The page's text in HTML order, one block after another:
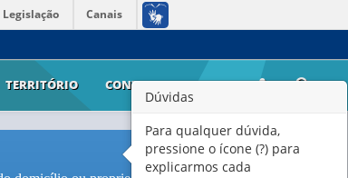
Legislação Canais
TERRITÓRIO CONTATO AJUDA
Dúvidas
Para qualquer dúvida,
pressione o ícone (?) para
explicarmos cada